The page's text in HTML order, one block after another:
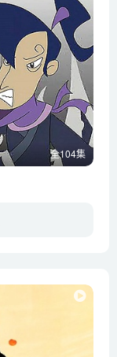
全104集